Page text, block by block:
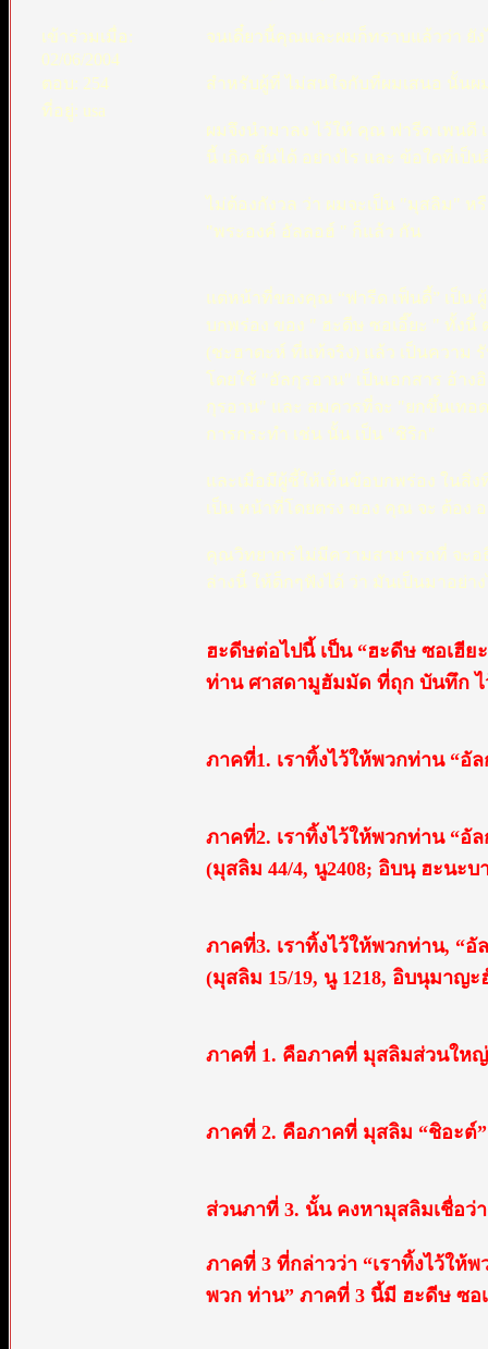
เข้าร่วมเมื่อ:
02/06/2004
ตอบ: 254
ที่อยู่: usa
จนเดี๋ยวนี้คุณและผมก็ทราบแล้วว่า ยั
สำหรับผู้ที่ ไม่สนใจกับที่ผมเสนอ นั้น
ผมจึงนำมาลง ไว้ให้ คุณ ฟารีด เพนดี
นี้ เกิด ขึ้นได้ อย่างไร และ ข้อใดที่เป็น
ไม่ต้องกังวล ว่า ผมจะเป็น "มุสลิม"
"พระองค์ อัลลอฮ์ " ก็แล้ว กัน
แต่หน้าที่ของคุณ “ฟารีด เฟ็นดี้” เป็น
บกพร่อง ของ " ฮะดีษ ซอเอี๊ยะ " ทั้ง
(ชะฮาดะห์ ที่แท้จริง) แล้ว เป็นความ
โดยใช้ "อัลกุรอาน" เป็นเอกสาร อ้าง
กุรอาน" และ สมควรที่จะ "ยกขึ้นเท
การกระทำ เช่น นั้น เป็น "ชิริก"
และเมื่อมีผู้ชี้ให้เห็นข้อบกพร่อง ในสิ่
เป็น หน้าที่โดยตรง ของ คุณ จะ ต้อง
คุณวิทยากรไม่มีความสามารถที่ จะอ
ล่างนี้ ให้ด็กๆฟังได้ ว่า มันเป็นมาอย่าง
ฮะดีษต่อไปนี้ เป็น “ฮะดีษ ซอเฮีย
ท่าน ศาสดามูฮัมมัด ที่ถุก บันทึก
ภาคที่1. เราทิ้งไว้ให้พวกท่าน “อั
ภาคที่2. เราทิ้งไว้ให้พวกท่าน “อั
(มุสลิม 44/4, นู2408; อิบนฺ ฮะนะบ
ภาคที่3. เราทิ้งไว้ให้พวกท่าน, “อั
(มุสลิม 15/19, นู 1218, อิบนุมาญะ
ภาคที่ 1. คือภาคที่ มุสลิมส่วนให
ภาคที่ 2. คือภาคที่ มุสลิม “ชิอะต์”
ส่วนภาที่ 3. นั้น คงหามุสลิมเชื่อว่
ภาคที่ 3 ที่กล่าวว่า “เราทิ้งไว้ให้
พวก ท่าน” ภาคที่ 3 นี้มี ฮะดีษ ซอ